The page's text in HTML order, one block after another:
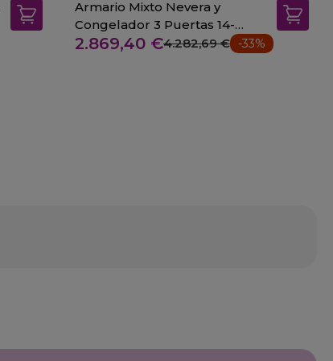
Armario Mixto Nevera y
Congelador 3 Puertas 14-
CASM-140-3
2.869,40 €4.282,69 € -33%